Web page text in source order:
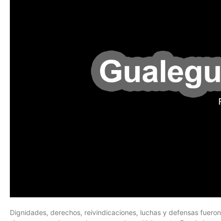
Dignidades, derechos, reivindicaciones, luchas y defensas